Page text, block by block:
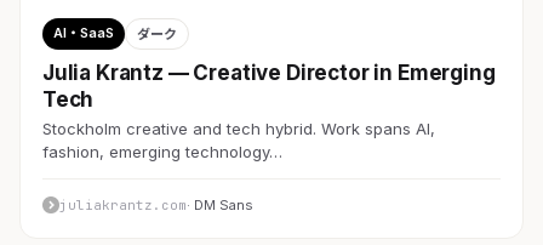
AI・SaaS ダーク
Julia Krantz — Creative Director in Emerging
Tech
Stockholm creative and tech hybrid. Work spans AI,
fashion, emerging technology…
juliakrantz.com· DM Sans